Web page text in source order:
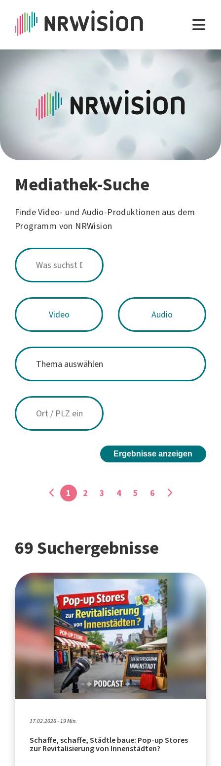
Mediathek-Suche
Finde Video- und Audio-Produktionen aus dem
Programm von NRWision
Video Audio
Ergebnisse anzeigen
1 2 3 4 5 6
69 Suchergebnisse
17.02.2026 - 19 Min.
Schaffe, schaffe, Städtle baue: Pop-up Stores
zur Revitalisierung von Innenstädten?